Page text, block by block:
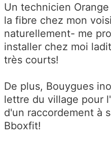
Un technicien
la fibre chez mon
naturellement- me
installer chez moi
très courts!
De plus, Bouygues
lettre du village pour
d'un raccordement à
Bboxfit!